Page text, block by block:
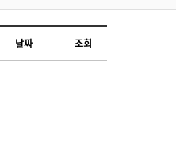
날짜 조회